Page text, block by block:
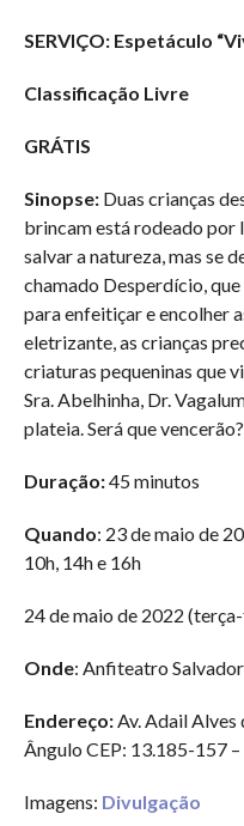
SERVIÇO: Espetáculo
Classificação Livre
GRÁTIS
Sinopse: Duas crianças
brincam está rodeado por
salvar a natureza, mas se
chamado Desperdício,
para enfeitiçar e encolher
eletrizante, as crianças
criaturas pequeninas que
Sra. Abelhinha, Dr.
plateia. Será que vencerão?
Duração:45 minutos
Quando: 23 de maio de
10h, 14h e 16h
24 de maio de 2022
Onde: Anfiteatro
Endereço:Av. Adail Alves
Ângulo CEP: 13.185-157
Imagens: Divulgação